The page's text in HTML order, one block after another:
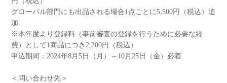
グローバル部門にも出品される場合1点ごとに5,500円（税込）追
加
※本年度より登録料（事前審査の登録を行うために必要な経
費）として1商品につき2,200円（税込）
申込期間：2024年8月5日（月）～10月25日（金）必着
＜問い合わせ先＞